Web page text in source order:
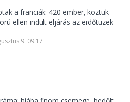
a franciák: 420 ember, köztük
ellen indult eljárás az erdőtüzek
9. 09:17